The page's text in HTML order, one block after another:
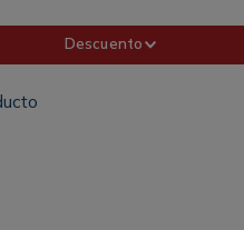
Descuento